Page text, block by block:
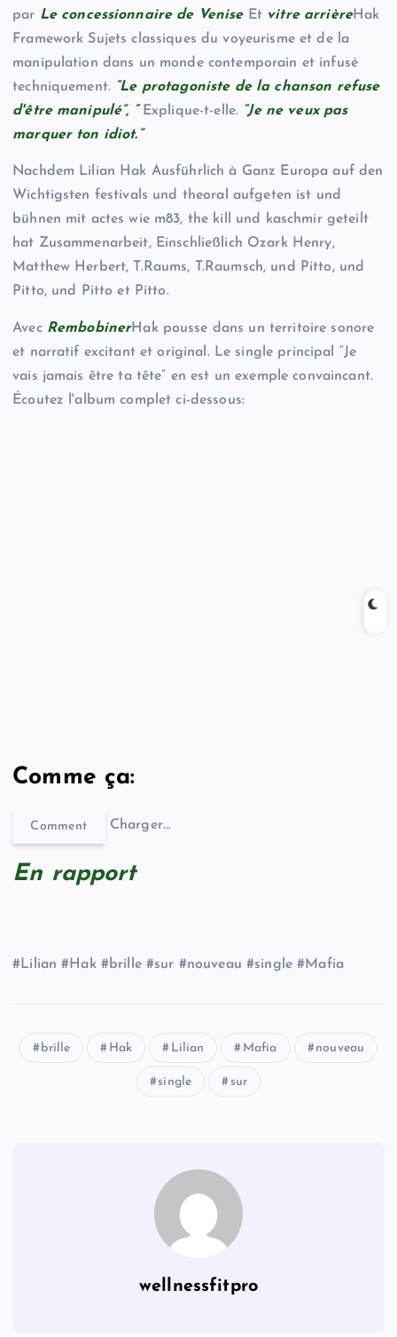
par Le concessionnaire de VeniseEt vitre arrièreHak
Framework Sujets classiques du voyeurisme et de la
manipulation dans un monde contemporain et infusé
techniquement. “Le protagoniste de la chanson refuse
d'être manipulé”, “Explique-t-elle. “Je ne veux pas
marquer ton idiot.”
Nachdem Lilian Hak Ausführlich à Ganz Europa auf den
Wichtigsten festivals und theoral aufgeten ist und
bühnen mit actes wie m83, the kill und kaschmir geteilt
hat Zusammenarbeit, Einschließlich Ozark Henry,
Matthew Herbert, T.Raums, T.Raumsch, und Pitto, und
Pitto, und Pitto et Pitto.
Avec RembobinerHak pousse dans un territoire sonore
et narratif excitant et original. Le single principal “Je
vais jamais être ta tête” en est un exemple convaincant.
Écoutez l'album complet ci-dessous:
Comme ça:
Comment Charger…
En rapport
#Lilian #Hak #brille #sur #nouveau #single #Mafia
brille Hak Lilian Mafia nouveau
single sur
wellnessfitpro